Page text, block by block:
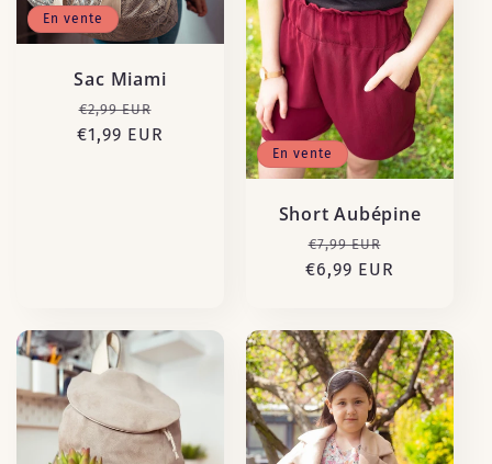
En vente
Sac Miami
Prix
habituel
€2,99 EUR
promotionnel
€1,99 EUR
En vente
Short Aubépine
Prix
habituel
€7,99 EUR
€6,99 EUR